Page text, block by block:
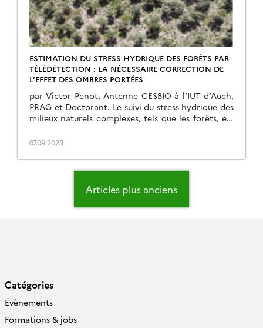
ESTIMATION DU STRESS HYDRIQUE DES FORÊTS PAR
TÉLÉDÉTECTION : LA NÉCESSAIRE CORRECTION DE
L’EFFET DES OMBRES PORTÉES
par Victor Penot, Antenne CESBIO à l’IUT d’Auch,
PRAG et Doctorant. Le suivi du stress hydrique des
milieux naturels complexes, tels que les forêts, est
l’échelle de la canopée – l’arbre – le stress
surface des […]
07.09.2023
Articles plus anciens
Catégories
Évènements
Formations & jobs